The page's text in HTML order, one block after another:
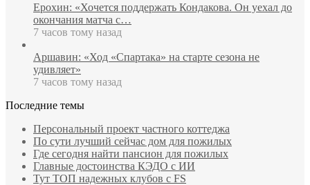
Ерохин: «Хочется поддержать Кондакова. Он уехал до
окончания матча с…
7 часов тому назад
Аршавин: «Ход «Спартака» на старте сезона не
удивляет»
7 часов тому назад
Последние темы
Персональный проект частного коттеджа
По сути лучший сейчас дом для пожилых
Где сегодня найти пансион для пожилых
Главные достоинства КЭДО с ИИ
Тут ТОП надежных клубов с FS